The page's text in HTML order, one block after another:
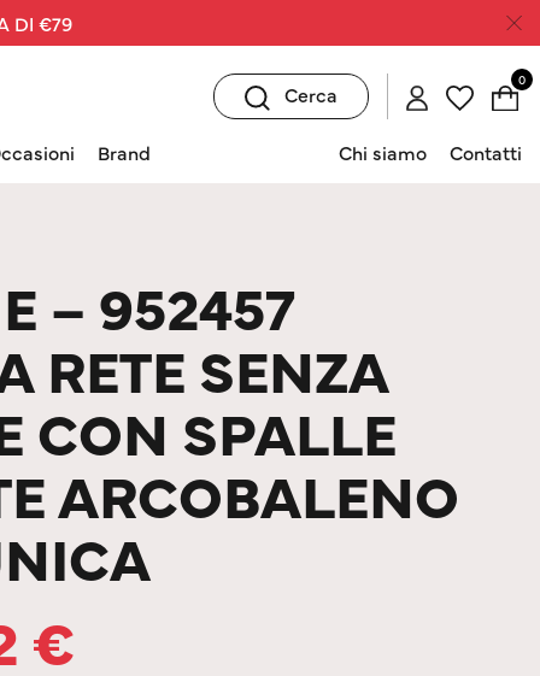
DI €79
Cerca
0
Brand Chi siamo Contatti
– 952457
RETE SENZA
CON SPALLE
ARCOBALENO
€